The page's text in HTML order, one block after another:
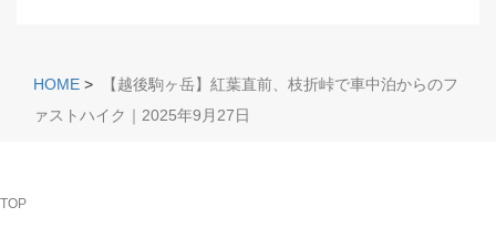
HOME >
【越後駒ヶ岳】紅葉直前、枝折峠で車中泊からのフ
ァストハイク｜2025年9月27日
TOP